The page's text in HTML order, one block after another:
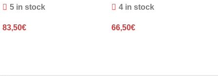
5 in stock
83,50€
4 in stock
66,50€